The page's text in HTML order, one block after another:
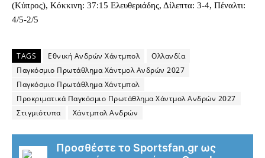
(Κύπρος), Κόκκινη: 37:15 Ελευθεριάδης, Δίλεπτα: 3-4, Πέναλτι:
4/5-2/5
TAGS Εθνική Ανδρών Χάντμπολ
Ολλανδία
Παγκόσμιο Πρωτάθλημα Χάντμολ Ανδρών 2027
Παγκόσμιο Πρωτάθλημα Χάντμπολ
Προκριματικά Παγκόσμιο Πρωτάθλημα Χάντμολ Ανδρών 2027
Στιγμιότυπα
Χάντμπολ Ανδρών
Προσθέστε το Sportsfan.gr ως